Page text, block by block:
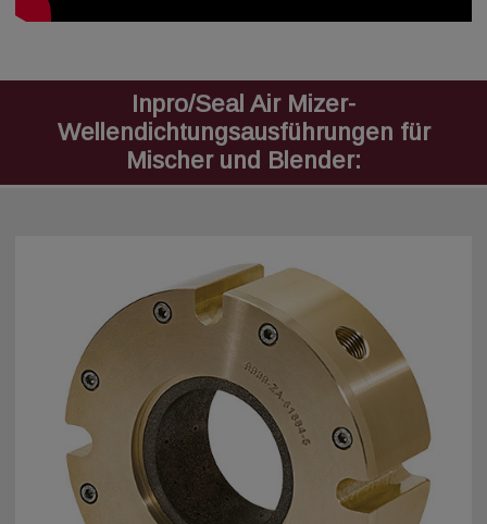
Inpro/Seal Air Mizer-
Wellendichtungsausführungen für
Mischer und Blender: